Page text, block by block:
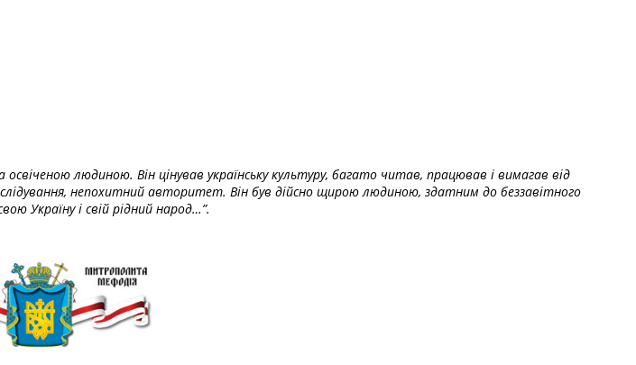
людиною. Він цінував українську культуру, багато читав, працював і вимагав від
непохитний авторитет. Він був дійсно щирою людиною, здатним до беззавітного
Україну і свій рідний народ…”.